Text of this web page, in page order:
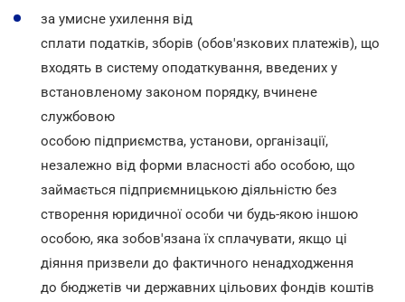
за умисне ухилення від
сплати податків, зборів (обов'язкових платежів), що
входять в систему оподаткування, введених у
встановленому законом порядку, вчинене
службовою
особою підприємства, установи, організації,
незалежно від форми власності або особою, що
займається підприємницькою діяльністю без
створення юридичної особи чи будь-якою іншою
особою, яка зобов'язана їх сплачувати, якщо ці
діяння призвели до фактичного ненадходження
до бюджетів чи державних цільових фондів коштів